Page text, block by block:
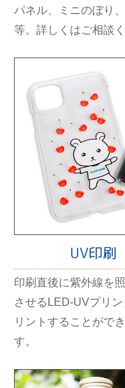
パネル、ミニのぼり
等。詳しくはご相談く
UV印刷
印刷直後に紫外線を
させるLED-UVプリ
リントすることがで
す。